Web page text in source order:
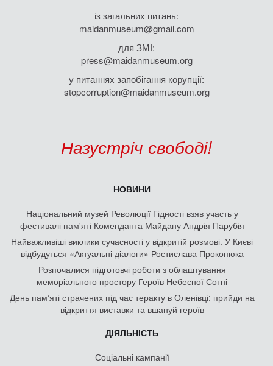
із загальних питань:
maidanmuseum@gmail.com
для ЗМІ:
press@maidanmuseum.org
у питаннях запобігання корупції:
stopcorruption@maidanmuseum.org
Назустріч свободі!
НОВИНИ
Національний музей Революції Гідності взяв участь у
фестивалі пам'яті Коменданта Майдану Андрія Парубія
Найважливіші виклики сучасності у відкритій розмові. У Києві
відбудуться «Актуальні діалоги» Ростислава Прокопюка
Розпочалися підготовчі роботи з облаштування
меморіального простору Героїв Небесної Сотні
День памʼяті страчених під час теракту в Оленівці: прийди на
відкриття виставки та вшануй героїв
ДІЯЛЬНІСТЬ
Соціальні кампанії